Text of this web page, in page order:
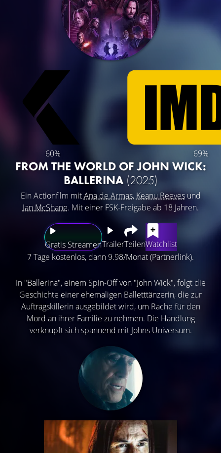
60% 69%
FROM THE WORLD OF JOHN WICK:
BALLERINA (2025)
Ein Actionfilm mitAna de Armas, Keanu Reevesund
Ian McShane. Mit einer FSK-Freigabe ab 18 Jahren.
Gratis StreamenTrailerTeilenWatchlist
7 Tage kostenlos, dann 9.98/Monat (Partnerlink).
In "Ballerina", einem Spin-Off von "John Wick", folgt die
Geschichte einer ehemaligen Balletttänzerin, die zur
Auftragskillerin ausgebildet wird, um Rache für den
Mord an ihrer Familie zu nehmen. Die Handlung
verknüpft sich spannend mit Johns Universum.